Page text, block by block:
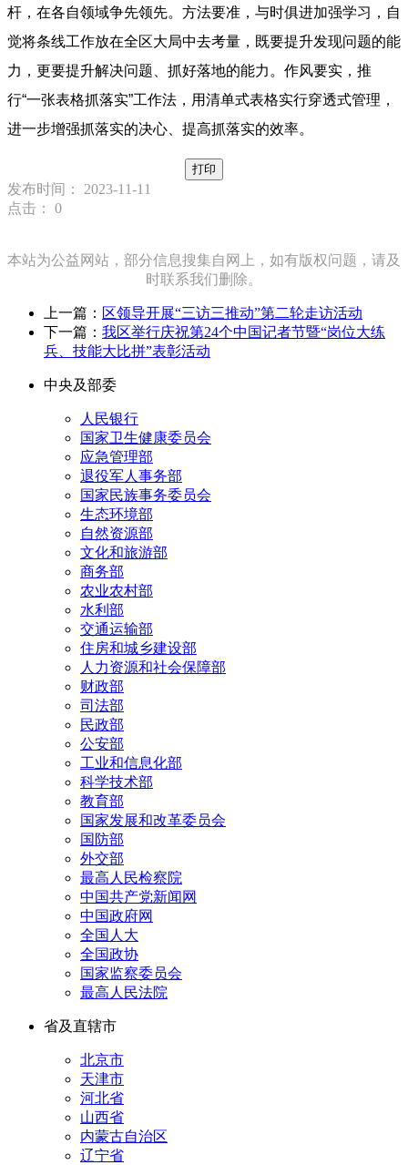
杆，在各自领域争先领先。方法要准，与时俱进加强学习，自
觉将条线工作放在全区大局中去考量，既要提升发现问题的能
力，更要提升解决问题、抓好落地的能力。作风要实，推
行“一张表格抓落实”工作法，用清单式表格实行穿透式管理，
进一步增强抓落实的决心、提高抓落实的效率。
打印
发布时间： 2023-11-11
点击： 0
本站为公益网站，部分信息搜集自网上，如有版权问题，请及
时联系我们删除。
上一篇： 区领导开展“三访三推动”第二轮走访活动
下一篇： 我区举行庆祝第24个中国记者节暨“岗位大练
兵、技能大比拼”表彰活动
中央及部委
人民银行
国家卫生健康委员会
应急管理部
退役军人事务部
国家民族事务委员会
生态环境部
自然资源部
文化和旅游部
商务部
农业农村部
水利部
交通运输部
住房和城乡建设部
人力资源和社会保障部
财政部
司法部
民政部
公安部
工业和信息化部
科学技术部
教育部
国家发展和改革委员会
国防部
外交部
最高人民检察院
中国共产党新闻网
中国政府网
全国人大
全国政协
国家监察委员会
最高人民法院
省及直辖市
北京市
天津市
河北省
山西省
内蒙古自治区
辽宁省